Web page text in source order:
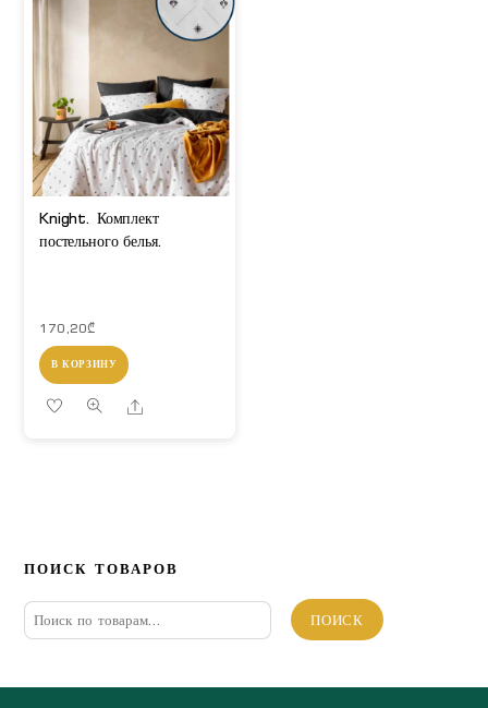
Knight. Комплект
постельного белья.
170,20₾
В КОРЗИНУ
Share
ПОИСК ТОВАРОВ
Искать:
ПОИСК